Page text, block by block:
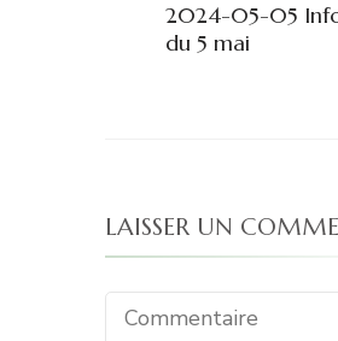
d'article
2024-05-05
du 5 mai
LAISSER UN